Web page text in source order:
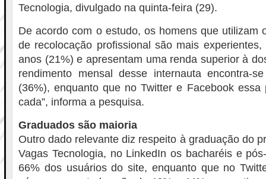
Tecnologia, divulgado na quinta-feira (29).
De acordo com o estudo, os homens que utilizam
de recolocação profissional são mais
anos (21%) e apresentam uma renda superior à
rendimento mensal desse internauta encontra-
(36%), enquanto que no Twitter e Facebook
cada”, informa a pesquisa.
Graduados são maioria
Outro dado relevante diz respeito à graduação do
Vagas Tecnologia, no LinkedIn os bacharéis e
66% dos usuários do site, enquanto que no